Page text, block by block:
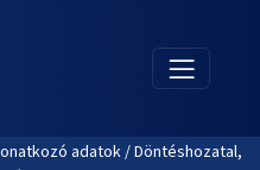
adatok / Döntéshozatal,